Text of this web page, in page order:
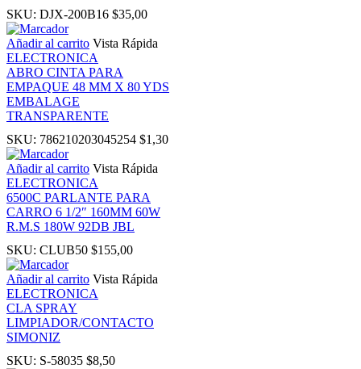
Panel
panel
panel
SKU: DJX-200B16 $35,00
Añadir al carrito Vista Rápida
ELECTRONICA
ABRO CINTA PARA
EMPAQUE 48 MM X 80 YDS
EMBALAGE
TRANSPARENTE
SKU: 786210203045254 $1,30
Añadir al carrito Vista Rápida
ELECTRONICA
6500C PARLANTE PARA
CARRO 6 1/2″ 160MM 60W
R.M.S 180W 92DB JBL
SKU: CLUB50 $155,00
Añadir al carrito Vista Rápida
ELECTRONICA
CLA SPRAY
LIMPIADOR/CONTACTO
SIMONIZ
SKU: S-58035 $8,50